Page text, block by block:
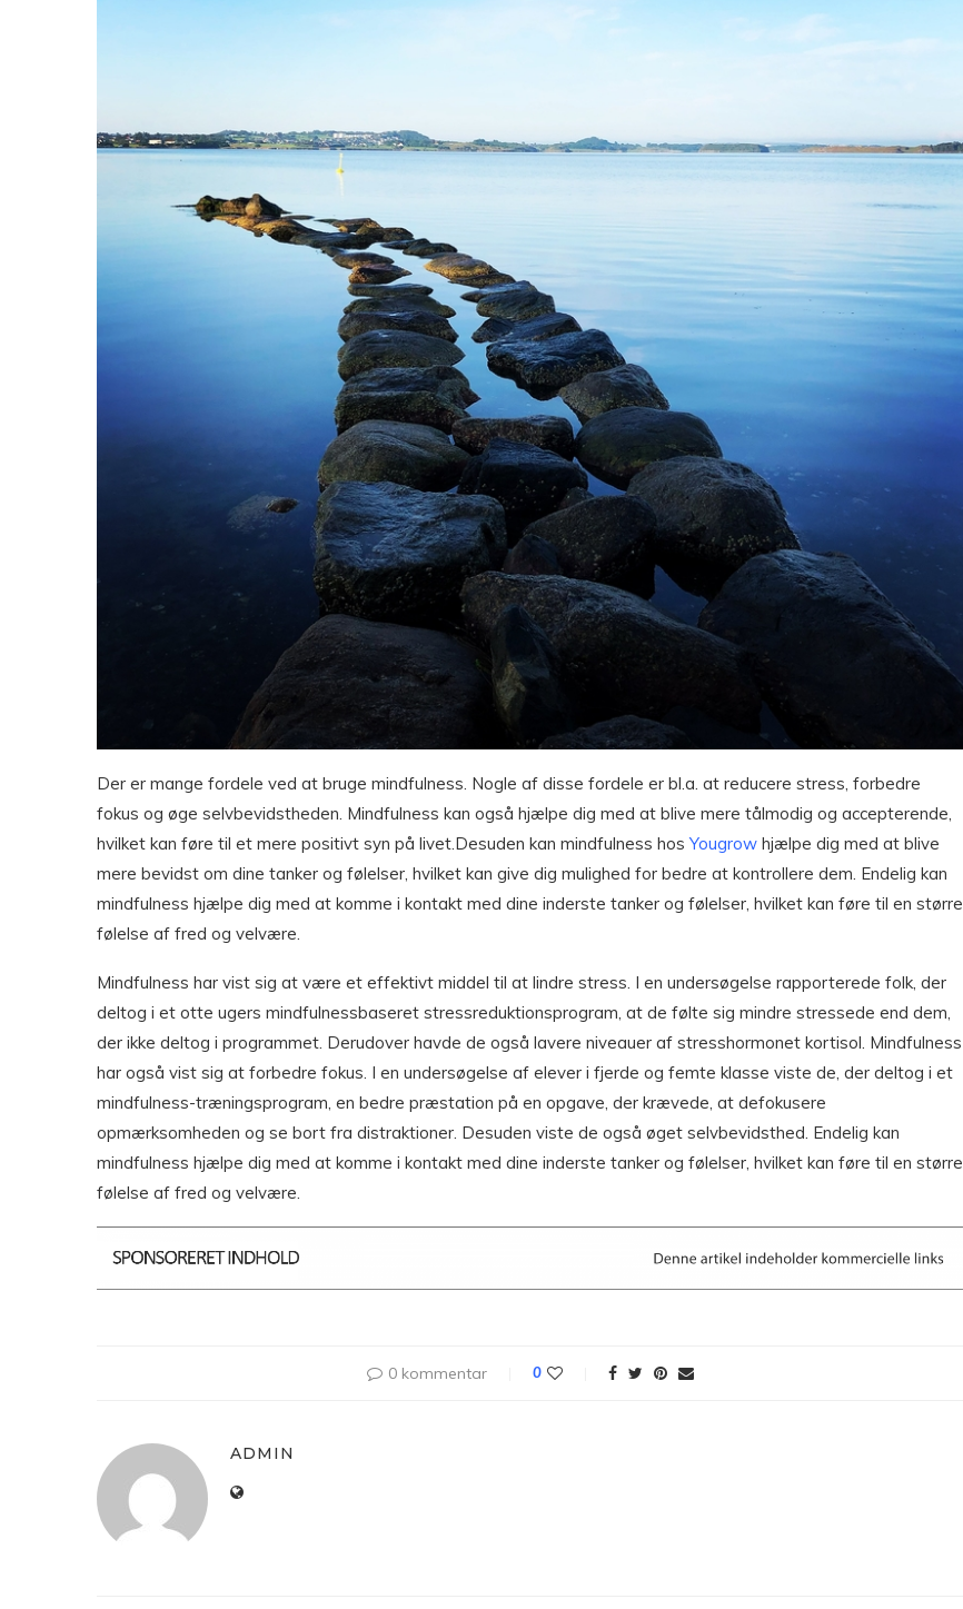
Der er mange fordele ved at bruge mindfulness. Nogle af disse fordele er bl.a. at reducere stress, forbedre
fokus og øge selvbevidstheden. Mindfulness kan også hjælpe dig med at blive mere tålmodig og accepterende,
hvilket kan føre til et mere positivt syn på livet.Desuden kan mindfulness hosYougrow hjælpe dig med at blive
mere bevidst om dine tanker og følelser, hvilket kan give dig mulighed for bedre at kontrollere dem. Endelig kan
mindfulness hjælpe dig med at komme i kontakt med dine inderste tanker og følelser, hvilket kan føre til en større
følelse af fred og velvære.
Mindfulness har vist sig at være et effektivt middel til at lindre stress. I en undersøgelse rapporterede folk, der
deltog i et otte ugers mindfulnessbaseret stressreduktionsprogram, at de følte sig mindre stressede end dem,
der ikke deltog i programmet. Derudover havde de også lavere niveauer af stresshormonet kortisol. Mindfulness
har også vist sig at forbedre fokus. I en undersøgelse af elever i fjerde og femte klasse viste de, der deltog i et
mindfulness-træningsprogram, en bedre præstation på en opgave, der krævede, at defokusere
opmærksomheden og se bort fra distraktioner. Desuden viste de også øget selvbevidsthed. Endelig kan
mindfulness hjælpe dig med at komme i kontakt med dine inderste tanker og følelser, hvilket kan føre til en større
følelse af fred og velvære.
0 kommentar 0
ADMIN